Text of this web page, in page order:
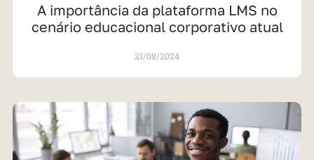
A importância da plataforma LMS no
cenário educacional corporativo atual
21/08/2024